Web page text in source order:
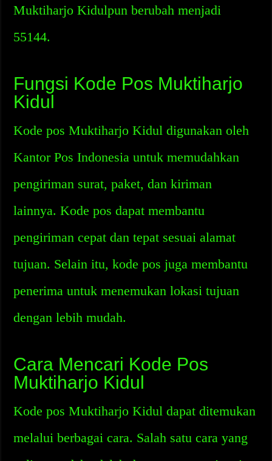
Muktiharjo Kidulpun berubah menjadi
55144.
Fungsi Kode Pos Muktiharjo
Kidul
Kode pos Muktiharjo Kidul digunakan oleh
Kantor Pos Indonesia untuk memudahkan
pengiriman surat, paket, dan kiriman
lainnya. Kode pos dapat membantu
pengiriman cepat dan tepat sesuai alamat
tujuan. Selain itu, kode pos juga membantu
penerima untuk menemukan lokasi tujuan
dengan lebih mudah.
Cara Mencari Kode Pos
Muktiharjo Kidul
Kode pos Muktiharjo Kidul dapat ditemukan
melalui berbagai cara. Salah satu cara yang